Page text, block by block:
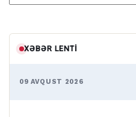
XƏBƏR LENTI
09 AVQUST 2026